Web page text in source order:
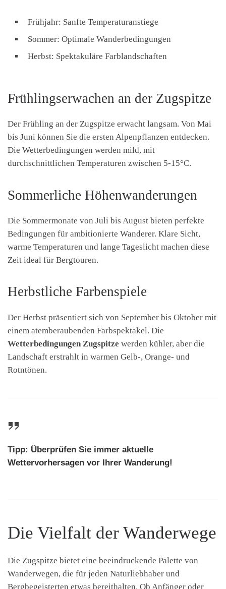
Frühjahr: Sanfte Temperaturanstiege
Sommer: Optimale Wanderbedingungen
Herbst: Spektakuläre Farblandschaften
Frühlingserwachen an der Zugspitze
Der Frühling an der Zugspitze erwacht langsam. Von Mai
bis Juni können Sie die ersten Alpenpflanzen entdecken.
Die Wetterbedingungen werden mild, mit
durchschnittlichen Temperaturen zwischen 5-15°C.
Sommerliche Höhenwanderungen
Die Sommermonate von Juli bis August bieten perfekte
Bedingungen für ambitionierte Wanderer. Klare Sicht,
warme Temperaturen und lange Tageslicht machen diese
Zeit ideal für Bergtouren.
Herbstliche Farbenspiele
Der Herbst präsentiert sich von September bis Oktober mit
einem atemberaubenden Farbspektakel. Die
Wetterbedingungen Zugspitze werden kühler, aber die
Landschaft erstrahlt in warmen Gelb-, Orange- und
Rotntönen.
Tipp: Überprüfen Sie immer aktuelle
Wettervorhersagen vor Ihrer Wanderung!
Die Vielfalt der Wanderwege
Die Zugspitze bietet eine beeindruckende Palette von
Wanderwegen, die für jeden Naturliebhaber und
Bergbegeisterten etwas bereithalten. Ob Anfänger oder